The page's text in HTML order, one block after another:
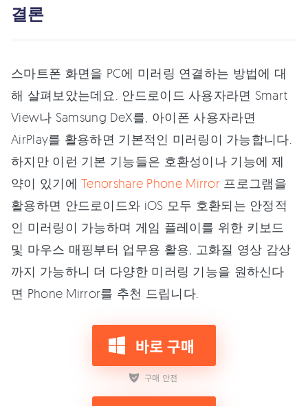
결론
스마트폰 화면을 PC에 미러링 연결하는 방법에 대
해 살펴보았는데요. 안드로이드 사용자라면 Smart
View나 Samsung DeX를, 아이폰 사용자라면
AirPlay를 활용하면 기본적인 미러링이 가능합니다.
하지만 이런 기본 기능들은 호환성이나 기능에 제
약이 있기에Tenorshare Phone Mirror 프로그램을
활용하면 안드로이드와 iOS 모두 호환되는 안정적
인 미러링이 가능하며 게임 플레이를 위한 키보드
및 마우스 매핑부터 업무용 활용, 고화질 영상 감상
까지 가능하니 더 다양한 미러링 기능을 원하신다
면 Phone Mirror를 추천 드립니다.